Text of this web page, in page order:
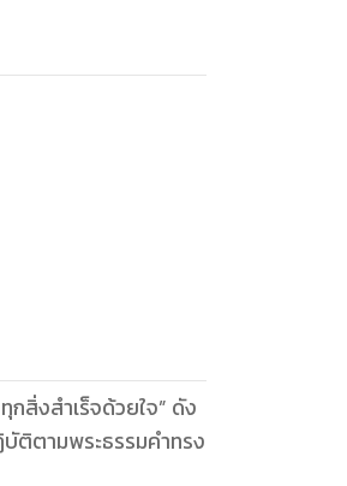
กสิ่งสำเร็จด้วยใจ” ดัง
ติตามพระธรรมคำทรง